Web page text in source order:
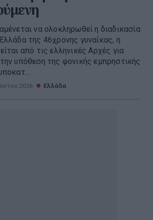
να ολοκληρωθεί η διαδικασία
της 46χρονης γυναίκας, η
από τις ελληνικές Αρχές για
υπόθεση της φονικής εμπρηστικής
2026 Ελλάδα